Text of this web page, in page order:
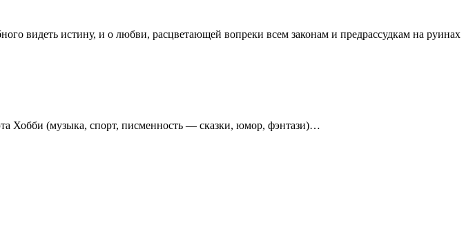
видеть истину, и о любви, расцветающей вопреки всем законам и предрассудкам на руинах
Хобби (музыка, спорт, писменность — сказки, юмор, фэнтази)…